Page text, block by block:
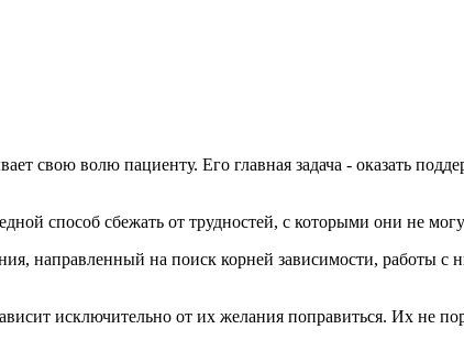
свою волю пациенту. Его главная задача - оказать
способ сбежать от трудностей, с которыми они не
направленный на поиск корней зависимости, работы
исключительно от их желания поправиться. Их не